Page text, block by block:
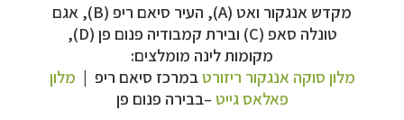
מקדש אנגקור ואט (A), העיר סיאם ריפ (B), אגם
טונלה סאפ (C) ובירת קמבודיה פנום פן (D),
מקומות לינה מומלצים:
מלון סוקה אנגקור ריזורטבמרכז סיאם ריפ | מלון
פאלאס גייט –בבירה פנום פן
תכנוןטיולים למזרח הרחוק לחצו לרשימת יעדים »
תכנוןטיולים לפולינזיה הצרפתית
תכנון
טיולים לאוסטרליה וניו זילנד לחצו לרשימת
ההצעות »